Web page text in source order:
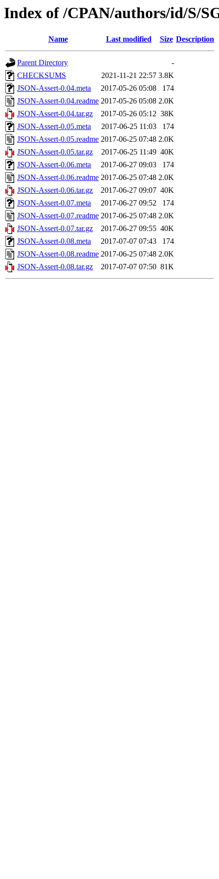
Index of /CPAN/authors/id/S/
Name Last modified Size Description
Parent Directory
-
CHECKSUMS
2021-11-21 22:57 3.8K
JSON-Assert-0.04.meta
2017-05-26 05:08
174
JSON-Assert-0.04.readme 2017-05-26 05:08 2.0K
JSON-Assert-0.04.tar.gz
2017-05-26 05:12 38K
JSON-Assert-0.05.meta
2017-06-25 11:03
174
JSON-Assert-0.05.readme 2017-06-25 07:48 2.0K
JSON-Assert-0.05.tar.gz
2017-06-25 11:49 40K
JSON-Assert-0.06.meta
2017-06-27 09:03
174
JSON-Assert-0.06.readme 2017-06-25 07:48 2.0K
JSON-Assert-0.06.tar.gz
2017-06-27 09:07 40K
JSON-Assert-0.07.meta
2017-06-27 09:52
174
JSON-Assert-0.07.readme 2017-06-25 07:48 2.0K
JSON-Assert-0.07.tar.gz
2017-06-27 09:55 40K
JSON-Assert-0.08.meta
2017-07-07 07:43
174
JSON-Assert-0.08.readme 2017-06-25 07:48 2.0K
JSON-Assert-0.08.tar.gz
2017-07-07 07:50 81K